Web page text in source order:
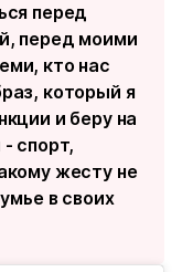
перед
перед моими
кто нас
который я
и беру на
спорт,
жесту не
в своих